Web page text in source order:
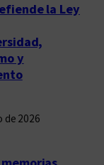
la Ley
y
de 2026